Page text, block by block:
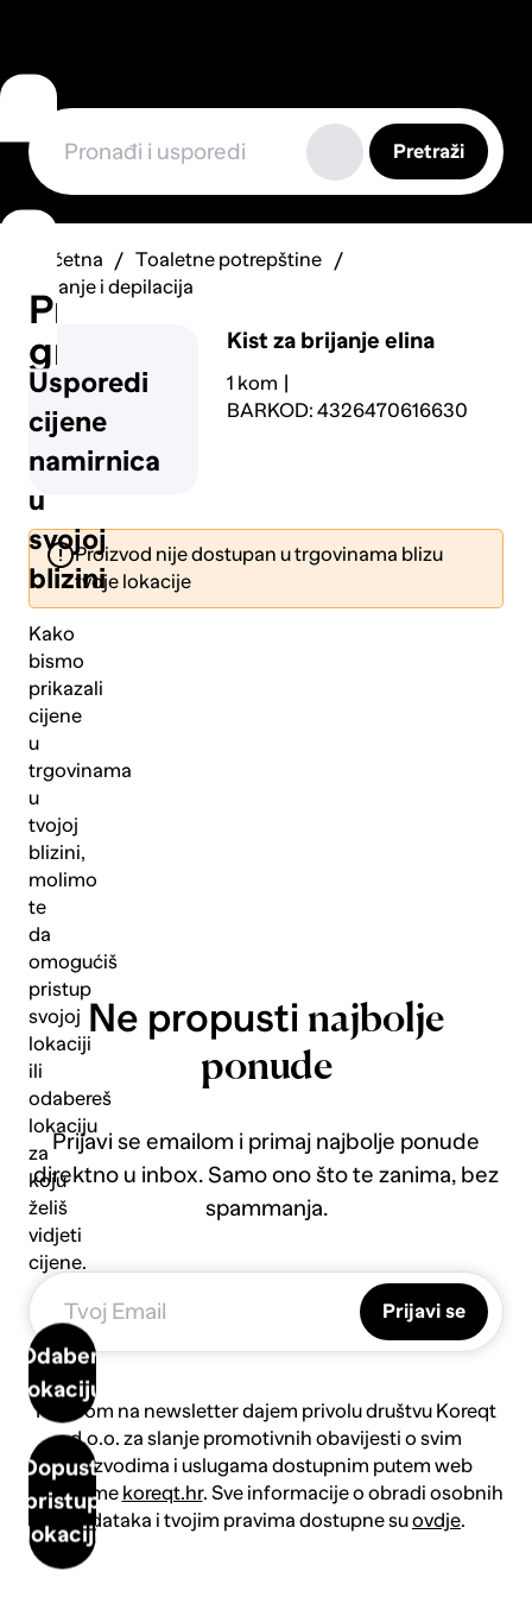
Usporedi
cijene
namirnica
u
svojoj
blizini
Kako
bismo
prikazali
cijene
u
trgovinama
u
tvojoj
blizini,
molimo
te
da
omogućiš
pristup
svojoj
lokaciji
ili
odabereš
lokaciju
za
koju
želiš
vidjeti
cijene.
Odaberi
lokaciju
Dopusti
pristup
lokaciji
Prijavi
grešku
Pošalji
Pretraži
Početna
Toaletne potrepštine
Brijanje i depilacija
Kist za brijanje elina
1 kom
BARKOD: 4326470616630
Proizvod nije dostupan u trgovinama blizu
tvoje lokacije
Ne propusti najbolje
ponude
Prijavi se emailom i primaj najbolje ponude
direktno u inbox. Samo ono što te zanima, bez
spammanja.
Prijavi se
Prijavom na newsletter dajem privolu društvu Koreqt
d.o.o. za slanje promotivnih obavijesti o svim
proizvodima i uslugama dostupnim putem web
platforme koreqt.hr. Sve informacije o obradi osobnih
podataka i tvojim pravima dostupne suovdje.